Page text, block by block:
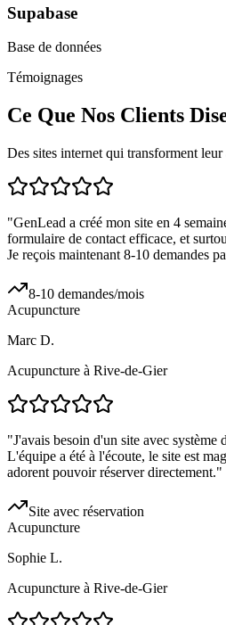
Supabase
Base de données
Témoignages
Ce Que Nos Clients
Des sites internet qui transforment
"GenLead a créé mon site en 4
formulaire de contact efficace, et
Je reçois maintenant 8-10 demandes
8-10 demandes/mois
Acupuncture
Marc D.
Acupuncture à Rive-de-Gier
"J'avais besoin d'un site avec système
L'équipe a été à l'écoute, le site est
adorent pouvoir réserver directement."
Site avec réservation
Acupuncture
Sophie L.
Acupuncture à Rive-de-Gier